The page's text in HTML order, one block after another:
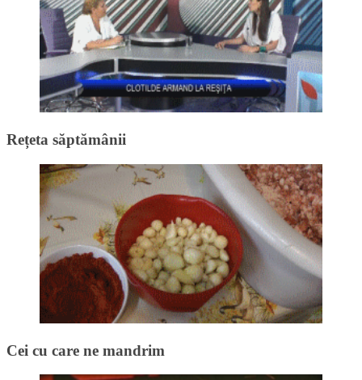
Rețeta săptămânii
Cei cu care ne mandrim